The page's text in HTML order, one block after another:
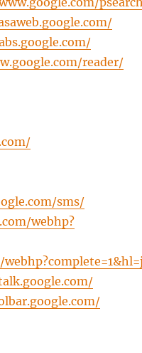
reader/
sms/
webhp?